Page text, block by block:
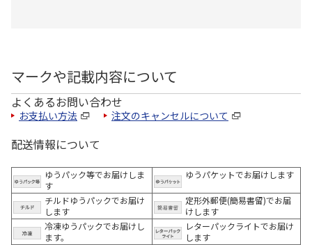
マークや記載内容について
よくあるお問い合わせ
お支払い方法 注文のキャンセルについて
配送情報について
ゆうパック等でお届けしま
す
ゆうパケットでお届けします
チルドゆうパックでお届け
します
定形外郵便(簡易書留)でお届
けします
冷凍ゆうパックでお届けし
ます。
レターパックライトでお届け
します